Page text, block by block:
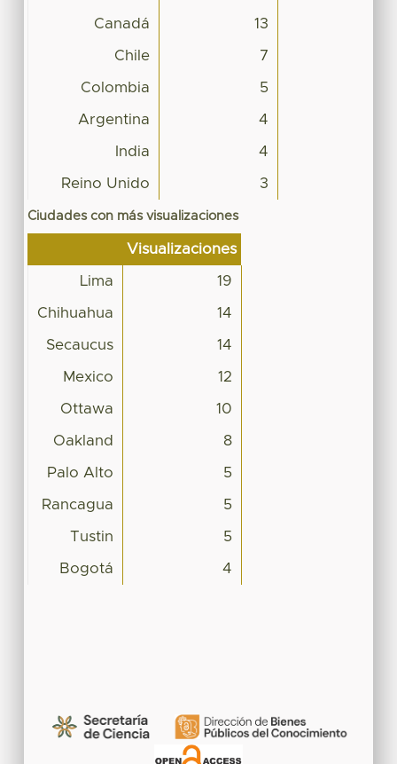
Canadá 13
Chile 7
Colombia 5
Argentina 4
India 4
Reino Unido 3
Ciudades con más visualizaciones
Visualizaciones
Lima 19
Chihuahua 14
Secaucus 14
Mexico 12
Ottawa 10
Oakland 8
Palo Alto 5
Rancagua 5
Tustin 5
Bogotá 4